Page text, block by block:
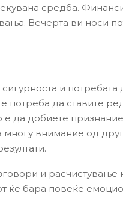
средба.
Вечерта ви носи
и потребата
потреба да ставите
да добиете
внимание од
и расчистување
ќе бара повеќе